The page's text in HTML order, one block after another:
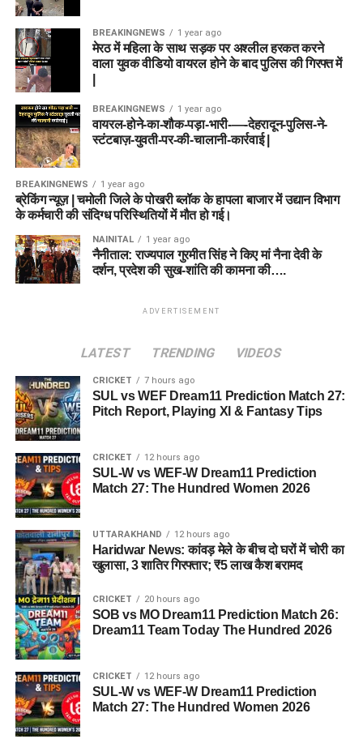
BREAKINGNEWS 1 year ago
मेरठ में महिला के साथ सड़क पर अश्लील हरकत करने
वाला युवक वीडियो वायरल होने के बाद पुलिस की गिरफ्त में
BREAKINGNEWS 1 year ago
वायरल-होने-का-शौक-पड़ा-भारी-—-देहरादून-पुलिस-ने-
स्टंटबाज़-युवती-पर-की-चालानी-कार्रवाई |
BREAKINGNEWS 1 year ago
ब्रेकिंग न्यूज़ | चमोली जिले के पोखरी ब्लॉक के हापला बाजार में उद्यान विभाग
के कर्मचारी की संदिग्ध परिस्थितियों में मौत हो गई।
NAINITAL 1 year ago
नैनीताल: राज्यपाल गुरमीत सिंह ने किए मां नैना देवी के
दर्शन, प्रदेश की सुख-शांति की कामना की….
ADVERTISEMENT
LATEST TRENDING VIDEOS
CRICKET 7 hours ago
SUL vs WEF Dream11 Prediction Match 27:
Pitch Report, Playing XI & Fantasy Tips
CRICKET 12 hours ago
SUL-W vs WEF-W Dream11 Prediction
Match 27: The Hundred Women 2026
UTTARAKHAND 12 hours ago
Haridwar News: कांवड़ मेले के बीच दो घरों में चोरी का
खुलासा, 3 शातिर गिरफ्तार; ₹5 लाख कैश बरामद
CRICKET 20 hours ago
SOB vs MO Dream11 Prediction Match 26:
Dream11 Team Today The Hundred 2026
CRICKET 12 hours ago
SUL-W vs WEF-W Dream11 Prediction
Match 27: The Hundred Women 2026